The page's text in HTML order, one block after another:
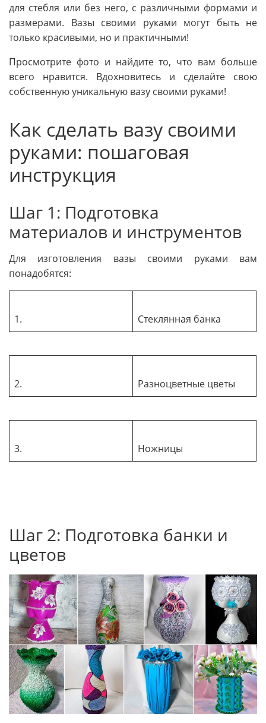
для стебля или без него, с различными формами и
размерами. Вазы своими руками могут быть не
только красивыми, но и практичными!
Просмотрите фото и найдите то, что вам больше
всего нравится. Вдохновитесь и сделайте свою
собственную уникальную вазу своими руками!
Как сделать вазу своими
руками: пошаговая
инструкция
Шаг 1: Подготовка
материалов и инструментов
Для изготовления вазы своими руками вам
понадобятся:
1. Стеклянная банка
2. Разноцветные цветы
3. Ножницы
Шаг 2: Подготовка банки и
цветов